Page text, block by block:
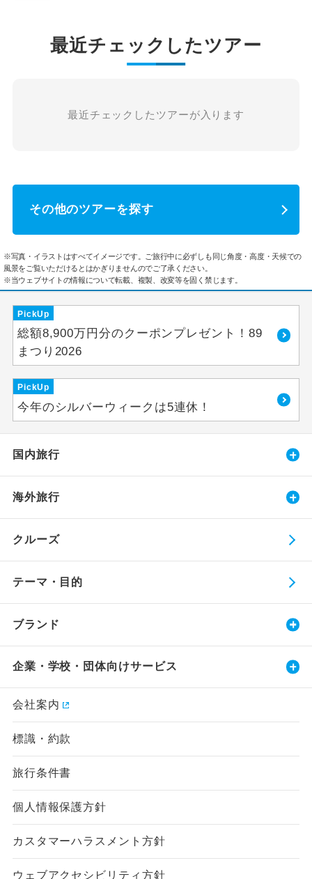
最近チェックしたツアー
最近チェックしたツアーが入ります
その他のツアーを探す
※写真・イラストはすべてイメージです。ご旅行中に必ずしも同じ角度・高度・天候での
風景をご覧いただけるとはかぎりませんのでご了承ください。
※当ウェブサイトの情報について転載、複製、改変等を固く禁じます。
PickUp
総額8,900万円分のクーポンプレゼント！89
まつり2026
PickUp
今年のシルバーウィークは5連休！
国内旅行
海外旅行
クルーズ
テーマ・目的
ブランド
企業・学校・団体向けサービス
会社案内
標識・約款
旅行条件書
個人情報保護方針
カスタマーハラスメント方針
ウェブアクセシビリティ方針